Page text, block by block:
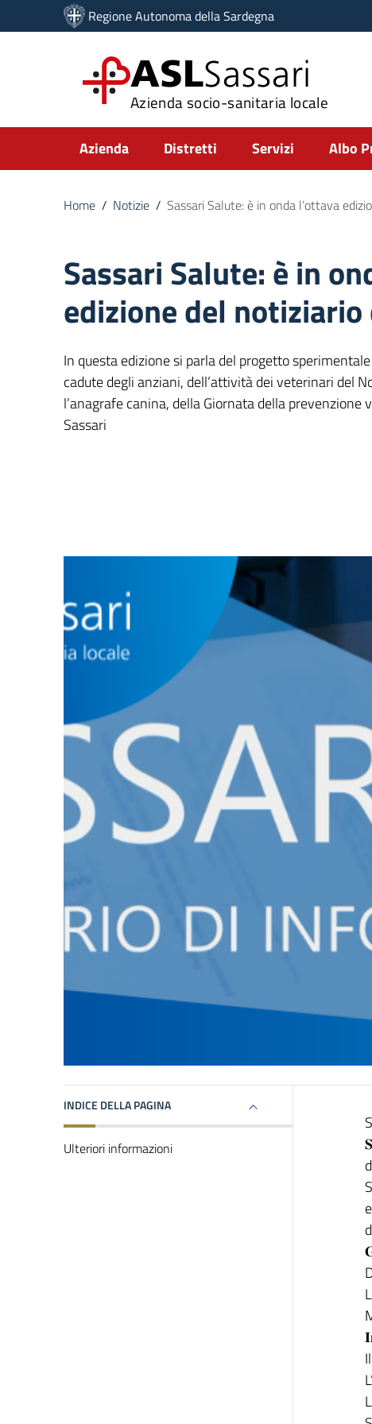
Vai ai contenuti
Vai al menu di navigazione
Regione Autonoma della Sardegna
ASLSassari
Azienda socio-sanitaria locale
Submenu
Azienda Distretti Servizi Albo
Home / Notizie / Sassari Salute: è in onda l’ottava
Sassari Salute: è in
edizione del notiziario
In questa edizione si parla del progetto
cadute degli anziani, dell’attività dei veterinari del
l’anagrafe canina, della Giornata della prevenzione
Sassari
INDICE DELLA PAGINA
Ulteriori informazioni